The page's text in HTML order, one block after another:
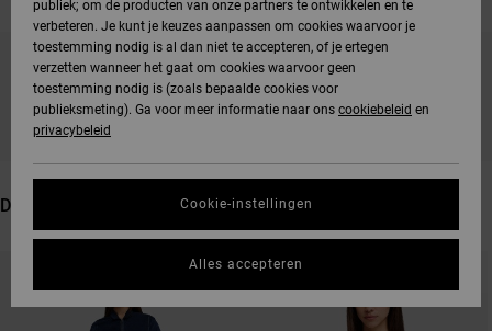
BLIJF IN DE BUURT, DE PRODUCTEN ZIJN
BINNENKORT WEER VERKRIJGBAAR
DIT VIND JE MISSCHIEN OOK LEUK
NIEUW PRODUCT
publiek; om de producten van onze partners te ontwikkelen en te
verbeteren. Je kunt je keuzes aanpassen om cookies waarvoor je
toestemming nodig is al dan niet te accepteren, of je ertegen
verzetten wanneer het gaat om cookies waarvoor geen
toestemming nodig is (zoals bepaalde cookies voor
publieksmeting). Ga voor meer informatie naar ons cookiebeleid en
privacybeleid
Cookie-instellingen
Alles accepteren